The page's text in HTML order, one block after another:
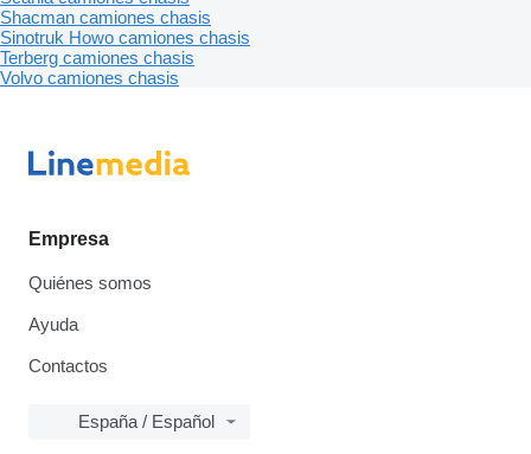
Shacman camiones chasis
Sinotruk Howo camiones chasis
Terberg camiones chasis
Volvo camiones chasis
Empresa
Quiénes somos
Ayuda
Contactos
España / Español